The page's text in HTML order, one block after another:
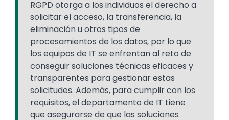
RGPD otorga a los individuos el derecho a
solicitar el acceso, la transferencia, la
eliminación u otros tipos de
procesamientos de los datos, por lo que
los equipos de IT se enfrentan al reto de
conseguir soluciones técnicas eficaces y
transparentes para gestionar estas
solicitudes. Además, para cumplir con los
requisitos, el departamento de IT tiene
que asegurarse de que las soluciones